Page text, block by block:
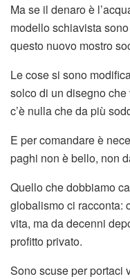
Ma se il denaro è
modello schiavista
questo nuovo mostro
Le cose si sono
solco di un disegno
c’è nulla che da più
E per comandare è
paghi non è bello, non
Quello che dobbiamo
globalismo ci racconta:
vita, ma da decenni
profitto privato.
Sono scuse per portaci